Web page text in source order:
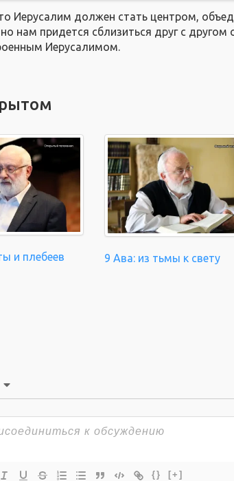
Иерусалим должен стать центром,
нам придется сблизиться друг с другом
Иерусалимом.
и плебеев 9 Ава: из тьмы к свету
{} [+]